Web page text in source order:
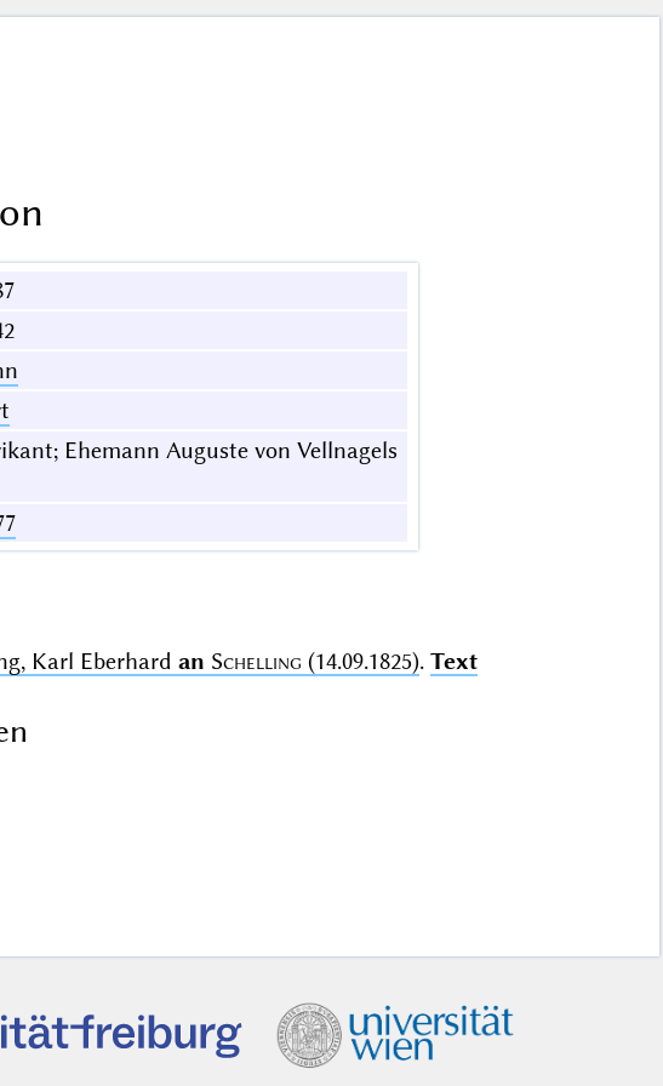
Ehemann Auguste von Vellnagels
Karl Eberhard an Schelling (14.09.1825). Text